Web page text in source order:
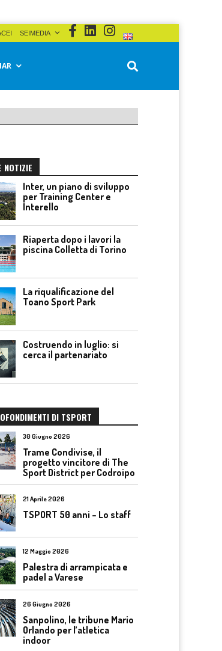
SEIMEDIA
NOTIZIE
Inter, un piano di sviluppo
per Training Center e
Interello
Riaperta dopo i lavori la
piscina Colletta di Torino
La riqualificazione del
Toano Sport Park
Costruendo in luglio: si
cerca il partenariato
DI TSPORT
30 Giugno 2026
Trame Condivise, il
progetto vincitore di The
Sport District per Codroipo
21 Aprile 2026
TSPORT 50 anni – Lo staff
12 Maggio 2026
Palestra di arrampicata e
padel a Varese
26 Giugno 2026
Sanpolino, le tribune Mario
Orlando per l’atletica
indoor